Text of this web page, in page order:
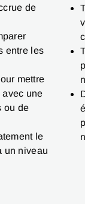
de
entre les
mettre
une
ou de
le
un niveau